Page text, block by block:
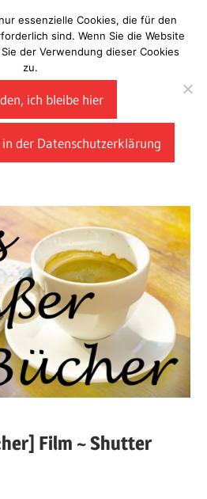
Laberladen
Film ~ Shutter
essenzielle Cookies, die für den
sind. Wenn Sie die Website
der Verwendung dieser Cookies
zu.
ich bleibe hier
der Datenschutzerklärung